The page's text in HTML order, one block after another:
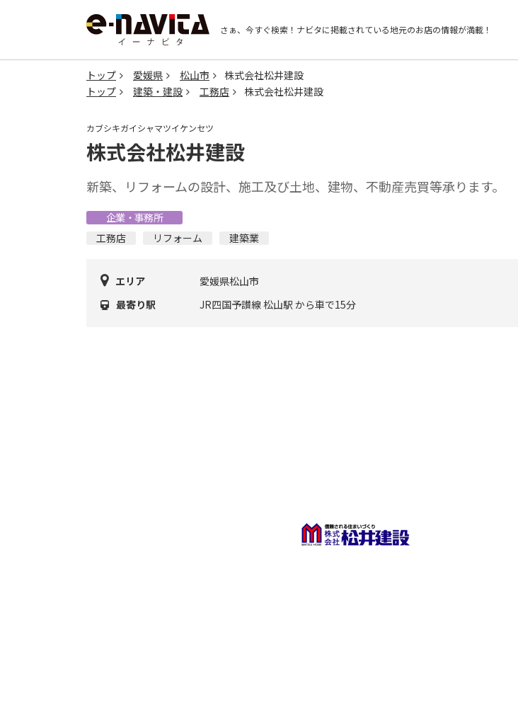
さぁ、今すぐ検索！ ナビタに掲載されている地元のお店の情報が満載！
トップ 愛媛県 松山市
株式会社松井建設
トップ
建築・建設 工務店 株式会社松井建設
カブシキガイシャマツイケンセツ
株式会社松井建設
新築、リフォームの設計、施工及び土地、建物、不動産売買等承ります。
企業・事務所
工務店
リフォーム 建築業
エリア
愛媛県松山市
最寄り駅
JR四国予讃線 松山駅 から車で15分